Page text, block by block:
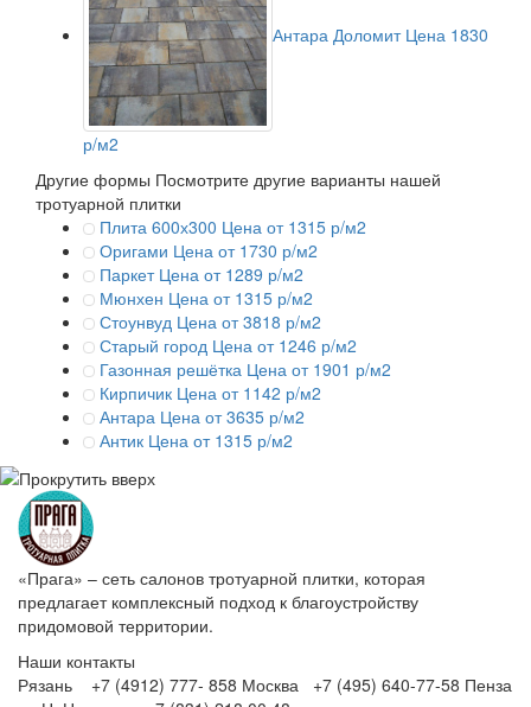
Антара ДоломитЦена 1830
р/м2
Другие формы Посмотрите другие варианты нашей
тротуарной плитки
Плита 600х300 Цена от 1315 р/м2
Оригами Цена от 1730 р/м2
Паркет Цена от 1289 р/м2
Мюнхен Цена от 1315 р/м2
Стоунвуд Цена от 3818 р/м2
Старый город Цена от 1246 р/м2
Газонная решётка Цена от 1901 р/м2
Кирпичик Цена от 1142 р/м2
Антара Цена от 3635 р/м2
Антик Цена от 1315 р/м2
«Прага» – сеть салонов тротуарной плитки, которая
предлагает комплексный подход к благоустройству
придомовой территории.
Наши контакты
Рязань +7 (4912) 777- 858 Москва +7 (495) 640-77-58 Пенза